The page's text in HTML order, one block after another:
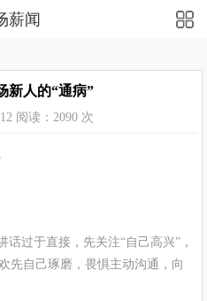
薪闻
新人的“通病”
阅读：2090 次
过于直接，先关注“自己高兴”，
先自己琢磨，畏惧主动沟通，向